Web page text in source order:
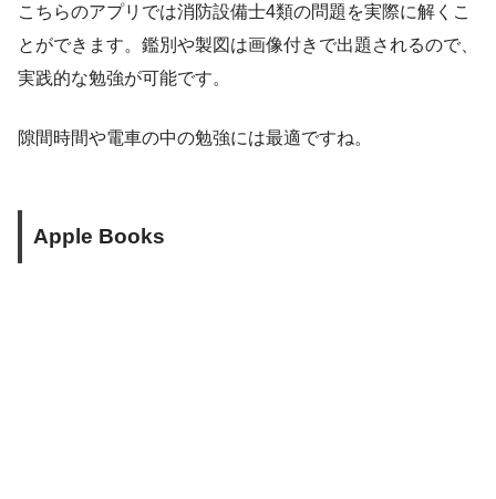
こちらのアプリでは消防設備士4類の問題を実際に解くこ
とができます。鑑別や製図は画像付きで出題されるので、
実践的な勉強が可能です。
隙間時間や電車の中の勉強には最適ですね。
Apple Books